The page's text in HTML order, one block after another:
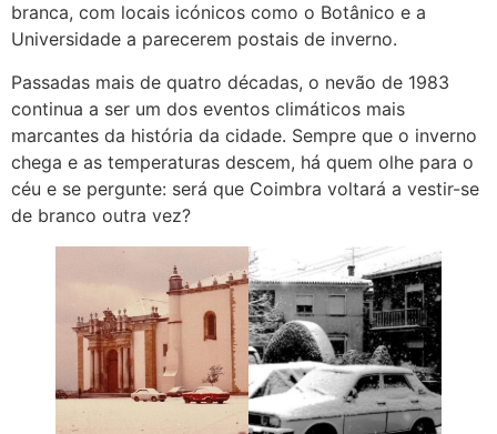
branca, com locais icónicos como o Botânico e a
Universidade a parecerem postais de inverno.
Passadas mais de quatro décadas, o nevão de 1983
continua a ser um dos eventos climáticos mais
marcantes da história da cidade. Sempre que o inverno
chega e as temperaturas descem, há quem olhe para o
céu e se pergunte: será que Coimbra voltará a vestir-se
de branco outra vez?